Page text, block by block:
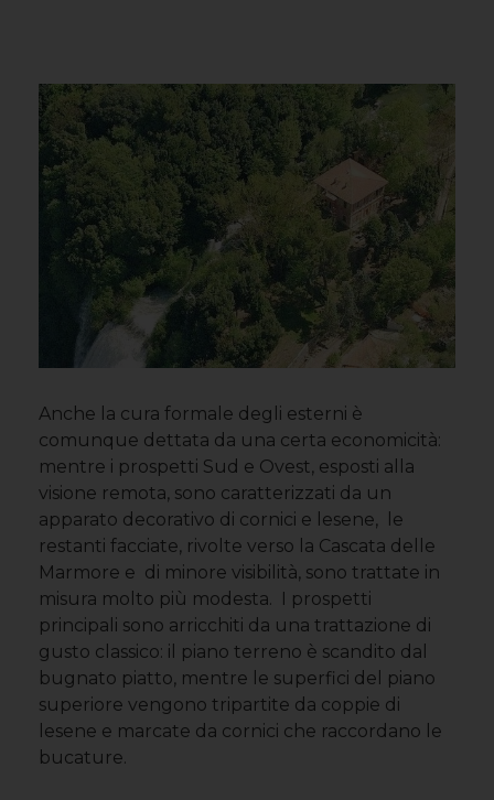
Anche la cura formale degli esterni è
comunque dettata da una certa economicità:
mentre i prospetti Sud e Ovest, esposti alla
visione remota, sono caratterizzati da un
apparato decorativo di cornici e lesene, le
restanti facciate, rivolte verso la Cascata delle
Marmore e di minore visibilità, sono trattate in
misura molto più modesta. I prospetti
principali sono arricchiti da una trattazione di
gusto classico: il piano terreno è scandito dal
bugnato piatto, mentre le superfici del piano
superiore vengono tripartite da coppie di
lesene e marcate da cornici che raccordano le
bucature.